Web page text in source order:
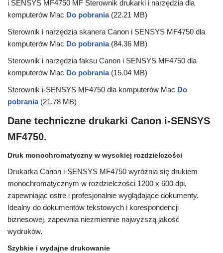
i SENSYS MF4750 MF Sterownik drukarki i narzędzia dla
komputerów Mac Do pobrania (22.21 MB)
Sterownik i narzędzia skanera Canon i SENSYS MF4750 dla
komputerów Mac Do pobrania (84.36 MB)
Sterownik i narzędzia faksu Canon i SENSYS MF4750 dla
komputerów Mac Do pobrania (15.04 MB)
Sterownik i-SENSYS MF4750 dla komputerów Mac Do
pobrania (21.78 MB)
Dane techniczne drukarki Canon i-SENSYS
MF4750.
Druk monochromatyczny w wysokiej rozdzielczości
Drukarka Canon i-SENSYS MF4750 wyróżnia się drukiem
monochromatycznym w rozdzielczości 1200 x 600 dpi,
zapewniając ostre i profesjonalnie wyglądające dokumenty.
Idealny do dokumentów tekstowych i korespondencji
biznesowej, zapewnia niezmiennie najwyższą jakość
wydruków.
Szybkie i wydajne drukowanie